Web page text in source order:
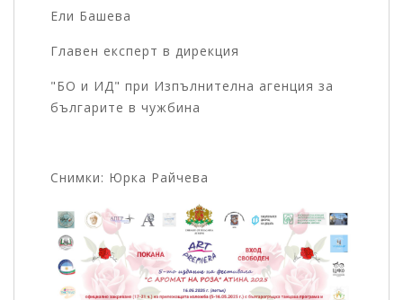
Ели Башева
Главен експерт в дирекция
"БО и ИД" при Изпълнителна агенция за
българите в чужбина
Снимки: Юрка Райчева